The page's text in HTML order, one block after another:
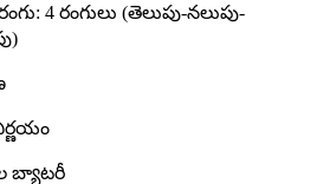
4 రంగులు (తెలుపు-నలుపు-
బ్యాటరీ